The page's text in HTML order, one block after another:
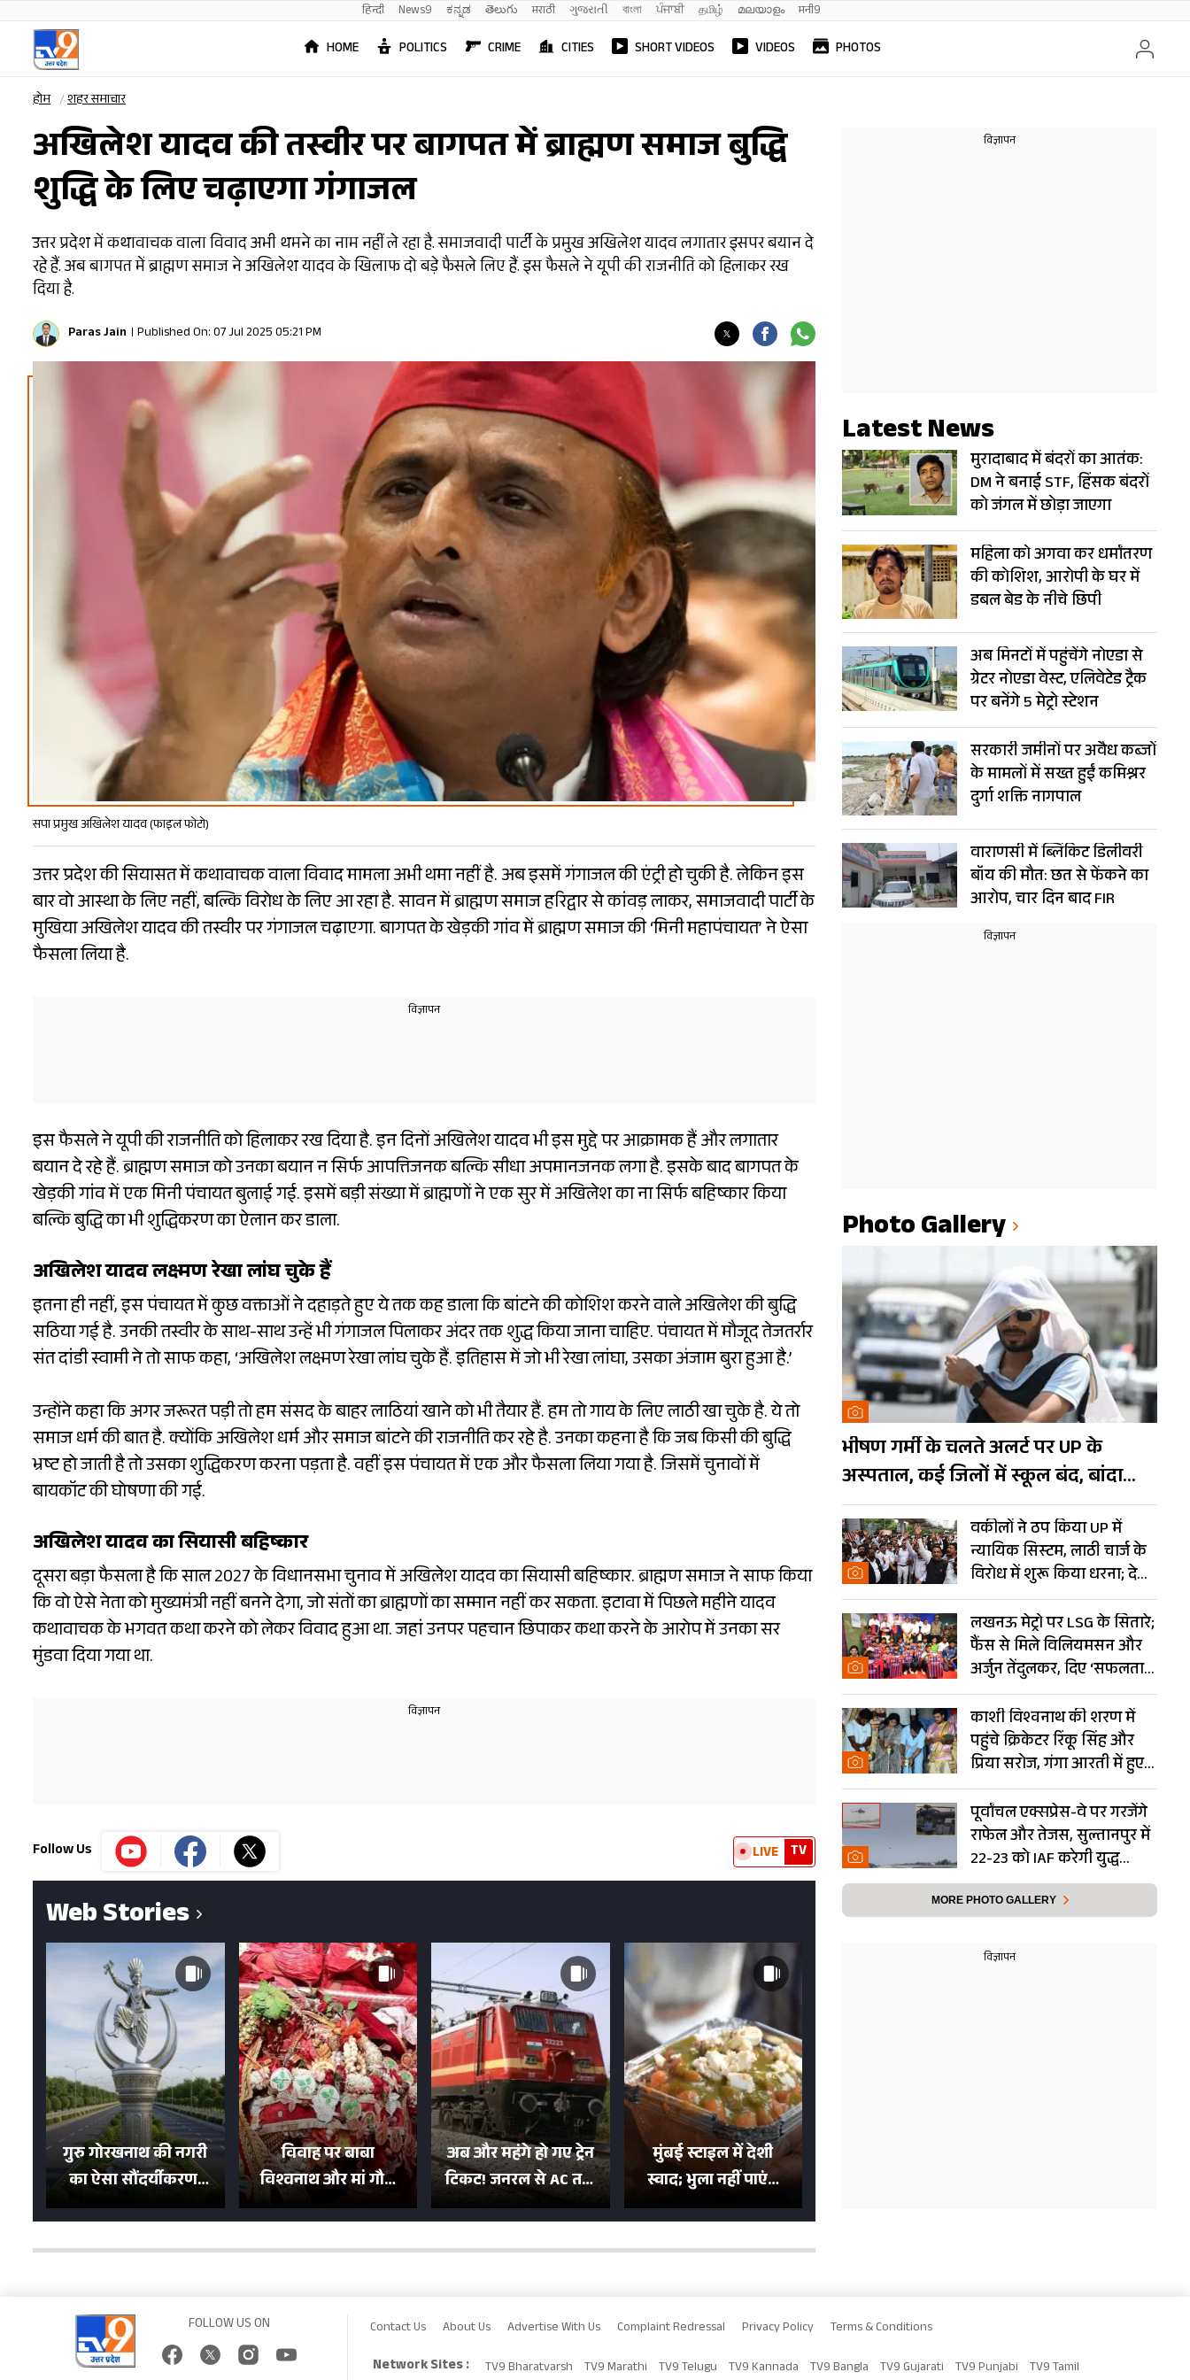
हिन्दी News9 ಕನ್ನಡ తెలుగు मराठी ગુજરાતી বাংলা ਪੰਜਾਬੀ தமிழ் മലയാളം मनी9
HOME POLITICS CRIME CITIES SHORT VIDEOS VIDEOS PHOTOS
होम शहर समाचार
अखिलेश यादव की तस्वीर पर बागपत में ब्राह्मण समाज बुद्धि
शुद्धि के लिए चढ़ाएगा गंगाजल
उत्तर प्रदेश में कथावाचक वाला विवाद अभी थमने का नाम नहीं ले रहा है. समाजवादी पार्टी के प्रमुख अखिलेश यादव लगातार इसपर बयान दे
रहे हैं. अब बागपत में ब्राह्मण समाज ने अखिलेश यादव के खिलाफ दो बड़े फैसले लिए हैं. इस फैसले ने यूपी की राजनीति को हिलाकर रख
दिया है.
Paras Jain Published On: 07 Jul 2025 05:21 PM
सपा प्रमुख अखिलेश यादव (फाइल फोटो)
उत्तर प्रदेश की सियासत में कथावाचक वाला विवाद मामला अभी थमा नहीं है. अब इसमें गंगाजल की एंट्री हो चुकी है. लेकिन इस
बार वो आस्था के लिए नहीं, बल्कि विरोध के लिए आ रहा है. सावन में ब्राह्मण समाज हरिद्वार से कांवड़ लाकर, समाजवादी पार्टी के
मुखिया अखिलेश यादव की तस्वीर पर गंगाजल चढ़ाएगा. बागपत के खेड़की गांव में ब्राह्मण समाज की ‘मिनी महापंचायत’ ने ऐसा
फैसला लिया है.
इस फैसले ने यूपी की राजनीति को हिलाकर रख दिया है. इन दिनों अखिलेश यादव भी इस मुद्दे पर आक्रामक हैं और लगातार
बयान दे रहे हैं. ब्राह्मण समाज को उनका बयान न सिर्फ आपत्तिजनक बल्कि सीधा अपमानजनक लगा है. इसके बाद बागपत के
खेड़की गांव में एक मिनी पंचायत बुलाई गई. इसमें बड़ी संख्या में ब्राह्मणों ने एक सुर में अखिलेश का ना सिर्फ बहिष्कार किया
बल्कि बुद्धि का भी शुद्धिकरण का ऐलान कर डाला.
अखिलेश यादव लक्ष्मण रेखा लांघ चुके हैं
इतना ही नहीं, इस पंचायत में कुछ वक्ताओं ने दहाड़ते हुए ये तक कह डाला कि बांटने की कोशिश करने वाले अखिलेश की बुद्धि
सठिया गई है. उनकी तस्वीर के साथ-साथ उन्हें भी गंगाजल पिलाकर अंदर तक शुद्ध किया जाना चाहिए. पंचायत में मौजूद तेजतर्रार
संत दांडी स्वामी ने तो साफ कहा, ‘अखिलेश लक्ष्मण रेखा लांघ चुके हैं. इतिहास में जो भी रेखा लांघा, उसका अंजाम बुरा हुआ है.’
उन्होंने कहा कि अगर जरूरत पड़ी तो हम संसद के बाहर लाठियां खाने को भी तैयार हैं. हम तो गाय के लिए लाठी खा चुके है. ये तो
समाज धर्म की बात है. क्योंकि अखिलेश धर्म और समाज बांटने की राजनीति कर रहे है. उनका कहना है कि जब किसी की बुद्धि
भ्रष्ट हो जाती है तो उसका शुद्धिकरण करना पड़ता है. वहीं इस पंचायत में एक और फैसला लिया गया है. जिसमें चुनावों में
बायकॉट की घोषणा की गई.
अखिलेश यादव का सियासी बहिष्कार
दूसरा बड़ा फैसला है कि साल 2027 के विधानसभा चुनाव में अखिलेश यादव का सियासी बहिष्कार. ब्राह्मण समाज ने साफ किया
कि वो ऐसे नेता को मुख्यमंत्री नहीं बनने देगा, जो संतों का ब्राह्मणों का सम्मान नहीं कर सकता. इटावा में पिछले महीने यादव
कथावाचक के भगवत कथा करने को लेकर विवाद हुआ था. जहां उनपर पहचान छिपाकर कथा करने के आरोप में उनका सर
मुंडवा दिया गया था.
Follow Us LIVE TV
Web Stories
गुरु गोरखनाथ की नगरी
का ऐसा सौंदर्यीकरण!
मन मोह लेंगी शहर की
विवाह पर बाबा
विश्वनाथ और मां गौरा
को 6 लाख रुपये का
शगुन
अब और महंगे हो गए ट्रेन
टिकट! जनरल से AC तक
का बढ़ा किराया; दिल्ली
मुंबई स्टाइल में देशी
स्वाद; भुला नहीं पाएंगे
मुल्तानी छोले-पाव का
Latest News
मुरादाबाद में बंदरों का आतंक:
DM ने बनाई STF, हिंसक बंदरों
को जंगल में छोड़ा जाएगा
महिला को अगवा कर धर्मांतरण
की कोशिश, आरोपी के घर में
डबल बेड के नीचे छिपी
अब मिनटों में पहुंचेंगे नोएडा से
ग्रेटर नोएडा वेस्ट, एलिवेटेड ट्रैक
पर बनेंगे 5 मेट्रो स्टेशन
सरकारी जमीनों पर अवैध कब्जों
के मामलों में सख्त हुईं कमिश्नर
दुर्गा शक्ति नागपाल
वाराणसी में ब्लिंकिट डिलीवरी
बॉय की मौत: छत से फेंकने का
आरोप, चार दिन बाद FIR
Photo Gallery
भीषण गर्मी के चलते अलर्ट पर UP के
अस्पताल, कई जिलों में स्कूल बंद, बांदा
दुनिया का तीसरा सबसे गर्म शहर
वकीलों ने ठप किया UP में
न्यायिक सिस्टम, लाठी चार्ज के
विरोध में शुरू किया धरना; देखें
Photos
लखनऊ मेट्रो पर LSG के सितारे;
फैंस से मिले विलियमसन और
अर्जुन तेंदुलकर, दिए ‘सफलता
के मंत्र’- PHOTOS
काशी विश्वनाथ की शरण में
पहुंचे क्रिकेटर रिंकू सिंह और
प्रिया सरोज, गंगा आरती में हुए
शामिल- Photos
पूर्वांचल एक्सप्रेस-वे पर गरजेंगे
राफेल और तेजस, सुल्तानपुर में
22-23 को IAF करेगी युद्ध
अभ्यास
MORE PHOTO GALLERY
FOLLOW US ON Contact Us About Us Advertise With Us Complaint Redressal Privacy Policy Terms & Conditions
Network Sites : TV9 Bharatvarsh TV9 Marathi TV9 Telugu TV9 Kannada TV9 Bangla TV9 Gujarati TV9 Punjabi TV9 Tamil